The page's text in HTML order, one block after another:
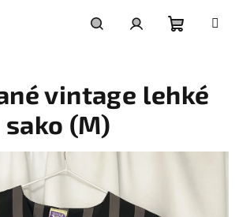
košík
vintage lehké
sako (M)